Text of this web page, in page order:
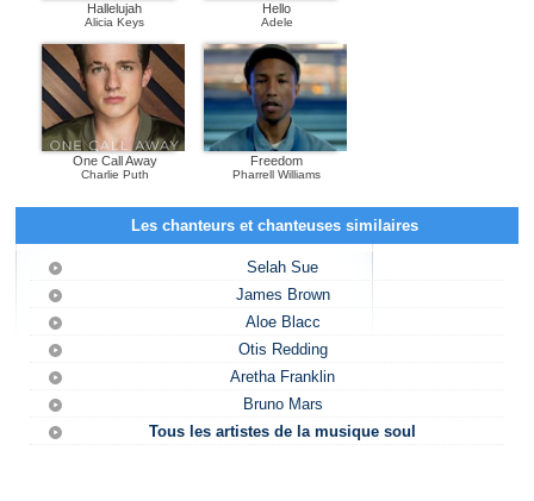
Hallelujah
Alicia Keys
Hello
Adele
One Call Away
Charlie Puth
Freedom
Pharrell Williams
Les chanteurs et chanteuses similaires
Selah Sue
James Brown
Aloe Blacc
Otis Redding
Aretha Franklin
Bruno Mars
Tous les artistes de la musique soul